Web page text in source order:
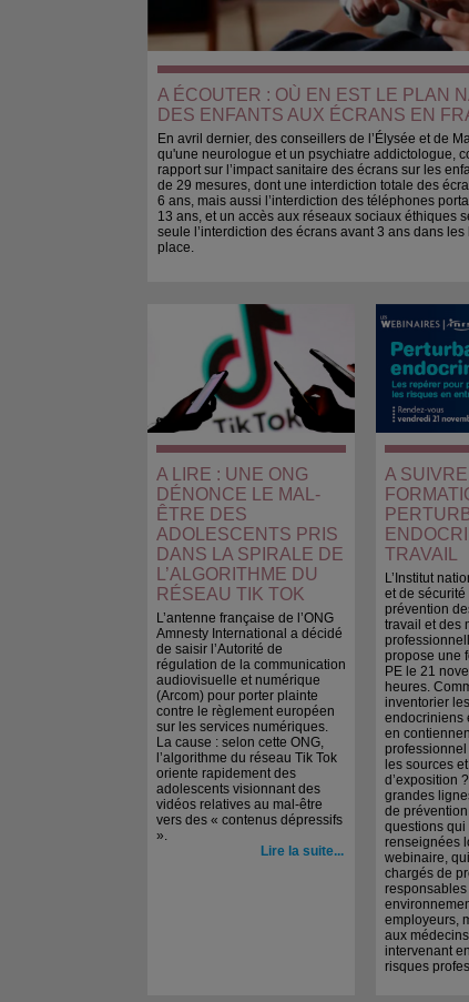
A ÉCOUTER : OÙ EN EST LE PLAN
DES ENFANTS AUX ÉCRANS EN
En avril dernier, des conseillers de l’Élysée et de
qu'une neurologue et un psychiatre addictologue,
rapport sur l’impact sanitaire des écrans sur les
de 29 mesures, dont une interdiction totale des
6 ans, mais aussi l’interdiction des téléphones
13 ans, et un accès aux réseaux sociaux éthiques
seule l’interdiction des écrans avant 3 ans dans
place.
A LIRE : UNE ONG
DÉNONCE LE MAL-
ÊTRE DES
ADOLESCENTS PRIS
DANS LA SPIRALE DE
L’ALGORITHME DU
RÉSEAU TIK TOK
L’antenne française de l’ONG
Amnesty International a décidé
de saisir l’Autorité de
régulation de la communication
audiovisuelle et numérique
(Arcom) pour porter plainte
contre le règlement européen
sur les services numériques.
La cause : selon cette ONG,
l’algorithme du réseau Tik Tok
oriente rapidement des
adolescents visionnant des
vidéos relatives au mal-être
vers des « contenus dépressifs
».
Lire la suite...
A
TRAVAIL
L’Institut
et de
prévention
travail et des
propose une
PE le 21
heures.
inventorier
endocriniens
en
les sources
d’exposition
grandes
de
questions qui
renseignées
webinaire,
chargés de
employeurs,
aux
intervenant
risques